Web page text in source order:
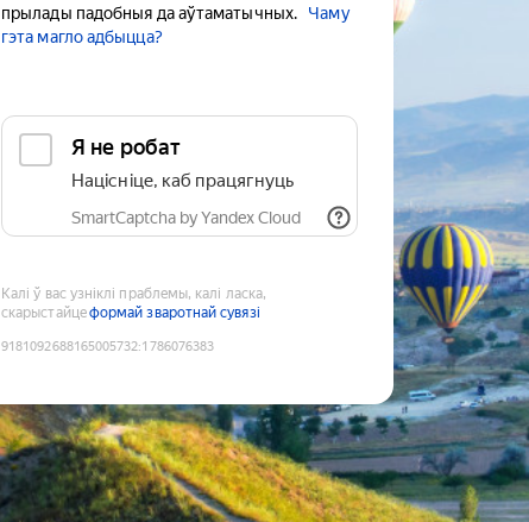
прылады падобныя да аўтаматычных.
Чаму
гэта магло адбыцца?
Я не робат
Націсніце, каб працягнуць
SmartCaptcha by Yandex Cloud
Калі ў вас узніклі праблемы, калі ласка,
скарыстайцеформай зваротнай сувязі
9181092688165005732:1786076383